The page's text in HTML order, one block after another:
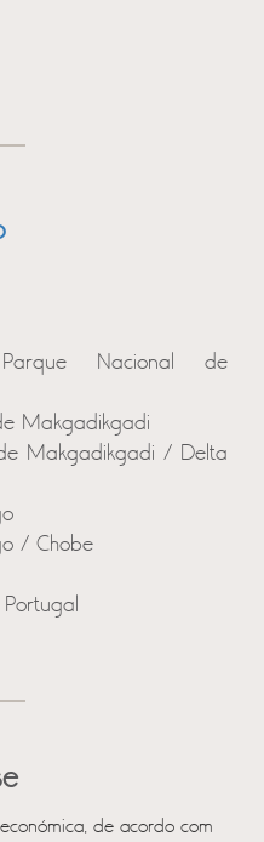
Nacional de
Makgadikgadi
Makgadikgadi / Delta
/ Chobe
de acordo com